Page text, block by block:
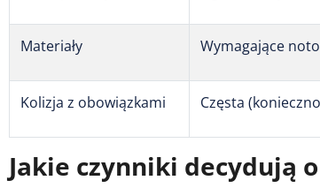
Materiały Wymagające
Kolizja z obowiązkami Częsta
Jakie czynniki decydują